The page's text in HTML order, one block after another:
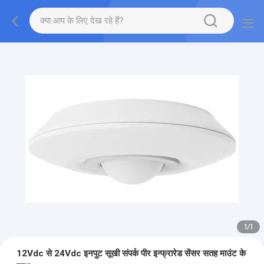
1/1
12Vdc से 24Vdc इनपुट सूखी संपर्क पीर इन्फ्रारेड सेंसर सतह माउंट के